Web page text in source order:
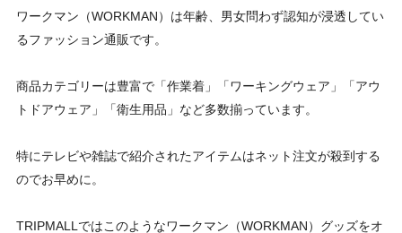
ワークマン（WORKMAN）は年齢、男女問わず認知が浸透してい
るファッション通販です。
商品カテゴリーは豊富で「作業着」「ワーキングウェア」「アウ
トドアウェア」「衛生用品」など多数揃っています。
特にテレビや雑誌で紹介されたアイテムはネット注文が殺到する
のでお早めに。
TRIPMALLではこのようなワークマン（WORKMAN）グッズをオ